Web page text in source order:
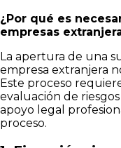
¿Por qué es
empresas
La apertura de una
empresa extranjera
Este proceso
evaluación de
apoyo legal
proceso.